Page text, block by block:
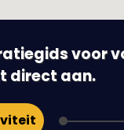
voor
direct aan.